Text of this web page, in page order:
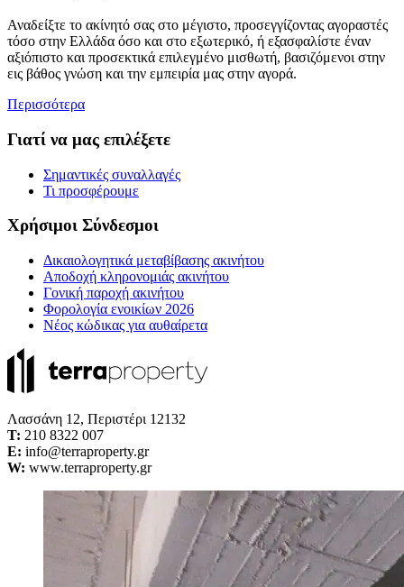
Αναδείξτε το ακίνητό σας στο μέγιστο, προσεγγίζοντας αγοραστές
τόσο στην Ελλάδα όσο και στο εξωτερικό, ή εξασφαλίστε έναν
αξιόπιστο και προσεκτικά επιλεγμένο μισθωτή, βασιζόμενοι στην
εις βάθος γνώση και την εμπειρία μας στην αγορά.
Περισσότερα
Γιατί να μας επιλέξετε
Σημαντικές συναλλαγές
Τι προσφέρουμε
Χρήσιμοι Σύνδεσμοι
Δικαιολογητικά μεταβίβασης ακινήτου
Αποδοχή κληρονομιάς ακινήτου
Γονική παροχή ακινήτου
Φορολογία ενοικίων 2026
Νέος κώδικας για αυθαίρετα
Λασσάνη 12, Περιστέρι 12132
Τ: 210 8322 007
E: info@terraproperty.gr
W: www.terraproperty.gr